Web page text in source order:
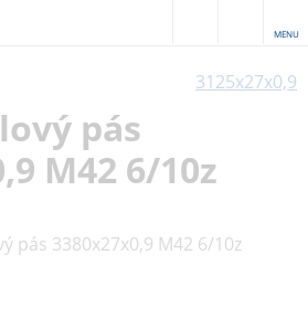
MENU
3125x27x0,9
pás
M42 6/10z